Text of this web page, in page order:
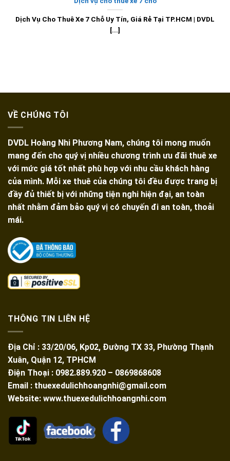
Dịch Vụ Cho Thuê Xe 7 Chỗ Uy Tín, Giá Rẻ Tại TP.HCM | DVDL
[...]
VỀ CHÚNG TÔI
DVDL Hoàng Nhi Phương Nam, chúng tôi mong muốn
mang đến cho quý vị nhiều chương trình ưu đãi thuê xe
với mức giá tốt nhất phù hợp với nhu cầu khách hàng
của mình. Mỗi xe thuê của chúng tôi đều được trang bị
đầy đủ thiết bị với những tiện nghi hiện đại, an toàn
nhất nhằm đảm bảo quý vị có chuyến đi an toàn, thoải
mái.
THÔNG TIN LIÊN HỆ
Địa Chỉ : 33/20/06, Kp02, Đường TX 33, Phường Thạnh
Xuân, Quận 12, TPHCM
Điện Thoại : 0982.889.920 – 0869868608
Email : thuexedulichhoangnhi@gmail.com
Website: www.thuexedulichhoangnhi.com